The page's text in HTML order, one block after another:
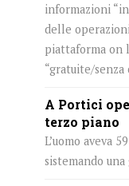
informazioni
delle
piattaforma on
“gratuite/senza
A Portici
terzo piano
L’uomo aveva
sistemando